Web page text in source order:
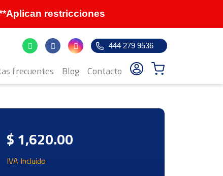
**Aplican restricciones
frecuentes Blog Contacto
444 279 9536
$ 1,620.00
IVA Incluido